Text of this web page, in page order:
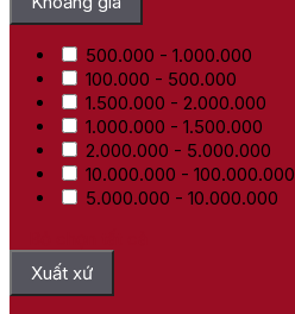
500.000 - 1.000.000
100.000 - 500.000
1.500.000 - 2.000.000
1.000.000 - 1.500.000
2.000.000 - 5.000.000
10.000.000 - 100.000.000
5.000.000 - 10.000.000
Xuất xứ